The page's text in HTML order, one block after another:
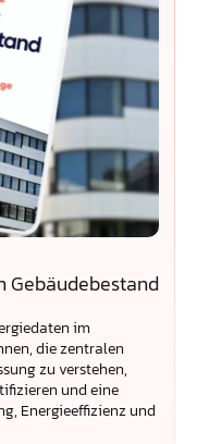
Gebäudebestand
im
die zentralen
zu verstehen,
und eine
Energieeffizienz und